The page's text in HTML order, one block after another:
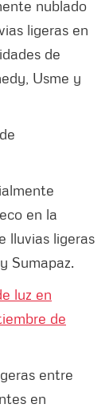
nublado
ligeras en
de
Usme y
en la
lluvias ligeras
Sumapaz.
luz en
de
entre
en